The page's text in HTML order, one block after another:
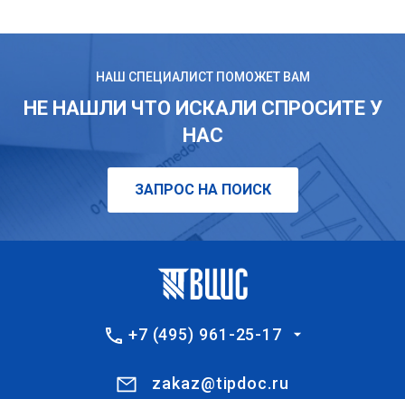
НАШ СПЕЦИАЛИСТ ПОМОЖЕТ ВАМ
НЕ НАШЛИ ЧТО ИСКАЛИ СПРОСИТЕ У
НАС
ЗАПРОС НА ПОИСК
+7 (495) 961-25-17
zakaz@tipdoc.ru